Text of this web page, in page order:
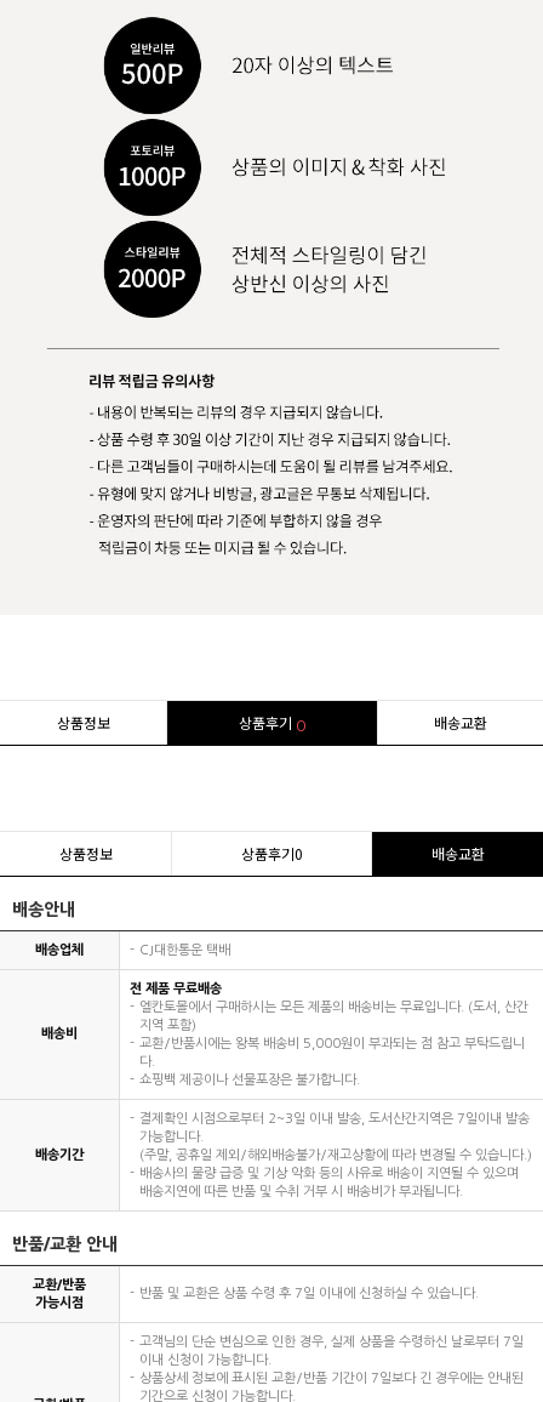
상품정보 상품후기 0 배송교환
상품정보 상품후기0 배송교환
배송안내
배송업체 CJ대한통운 택배
배송비
전 제품 무료배송
엘칸토몰에서 구매하시는 모든 제품의 배송비는 무료입니다. (도서, 산간
지역 포함)
교환/반품시에는 왕복 배송비 5,000원이 부과되는 점 참고 부탁드립니
다.
쇼핑백 제공이나 선물포장은 불가합니다.
배송기간
결제확인 시점으로부터 2~3일 이내 발송, 도서산간지역은 7일이내 발송
가능합니다.
(주말, 공휴일 제외/해외배송불가/재고상황에 따라 변경될 수 있습니다.)
배송사의 물량 급증 및 기상 악화 등의 사유로 배송이 지연될 수 있으며
배송지연에 따른 반품 및 수취 거부 시 배송비가 부과됩니다.
반품/교환 안내
교환/반품
가능시점
반품 및 교환은 상품 수령 후 7일 이내에 신청하실 수 있습니다.
고객님의 단순 변심으로 인한 경우, 실제 상품을 수령하신 날로부터 7일
이내 신청이 가능합니다.
상품상세 정보에 표시된 교환/반품 기간이 7일보다 긴 경우에는 안내된
기간으로 신청이 가능합니다.